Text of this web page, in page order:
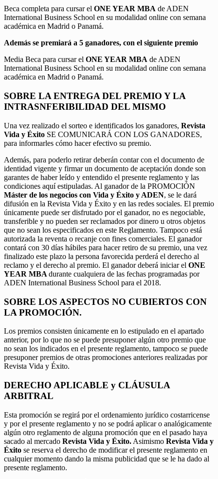
Beca completa para cursar el ONE YEAR MBA de ADEN
International Business School en su modalidad online con semana
académica en Madrid o Panamá.
Además se premiará a 5 ganadores, con el siguiente premio
Media Beca para cursar el ONE YEAR MBA de ADEN
International Business School en su modalidad online con semana
académica en Madrid o Panamá.
SOBRE LA ENTREGA DEL PREMIO Y LA
INTRASNFERIBILIDAD DEL MISMO
Una vez realizado el sorteo e identificados los ganadores, Revista
Vida y Éxito SE COMUNICARÁ CON LOS GANADORES,
para informarles cómo hacer efectivo su premio.
Además, para poderlo retirar deberán contar con el documento de
identidad vigente y firmar un documento de aceptación donde son
garantes de haber leído y entendido el presente reglamento y las
condiciones aquí estipuladas. Al ganador de la PROMOCIÓN
Máster de los negocios con Vida y Éxito y ADEN, se le dará
difusión en la Revista Vida y Éxito y en las redes sociales. El premio
únicamente puede ser disfrutado por el ganador, no es negociable,
transferible y no pueden ser reclamados por dinero u otros objetos
que no sean los especificados en este Reglamento. Tampoco está
autorizada la reventa o recanje con fines comerciales. El ganador
contará con 30 días hábiles para hacer retiro de su premio, una vez
finalizado este plazo la persona favorecida perderá el derecho al
reclamo y el derecho al premio. El ganador deberá iniciar el ONE
YEAR MBA durante cualquiera de las fechas programadas por
ADEN International Business School para el 2018.
SOBRE LOS ASPECTOS NO CUBIERTOS CON
LA PROMOCIÓN.
Los premios consisten únicamente en lo estipulado en el apartado
anterior, por lo que no se puede presuponer algún otro premio que
no sean los indicados en el presente reglamento, tampoco se puede
presuponer premios de otras promociones anteriores realizadas por
Revista Vida y Éxito.
DERECHO APLICABLE y CLÁUSULA
ARBITRAL
Esta promoción se regirá por el ordenamiento jurídico costarricense
y por el presente reglamento y no se podrá aplicar o analógicamente
algún otro reglamento de alguna promoción que en el pasado haya
sacado al mercado Revista Vida y Éxito. Asimismo Revista Vida y
Éxito se reserva el derecho de modificar el presente reglamento en
cualquier momento dando la misma publicidad que se le ha dado al
presente reglamento.